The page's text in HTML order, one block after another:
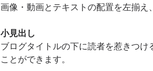
画像・動画とテキストの配置を左揃
小見出し
ブログタイトルの下に読者を惹きつ
ことができます。